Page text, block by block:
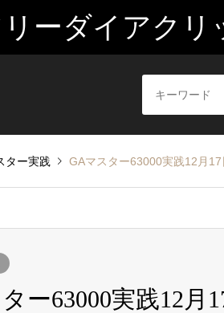
ーダイアクリ
ター実践 GAマスター63000実践12月17
ー63000実践12月